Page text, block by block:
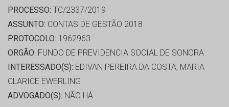
PROCESSO: TC/2337/2019
ASSUNTO: CONTAS DE GESTÃO 2018
PROTOCOLO: 1962963
ORGÃO: FUNDO DE PREVIDENCIA SOCIAL DE SONORA
INTERESSADO(S): EDIVAN PEREIRA DA COSTA, MARIA
CLARICE EWERLING
ADVOGADO(S): NÃO HÁ